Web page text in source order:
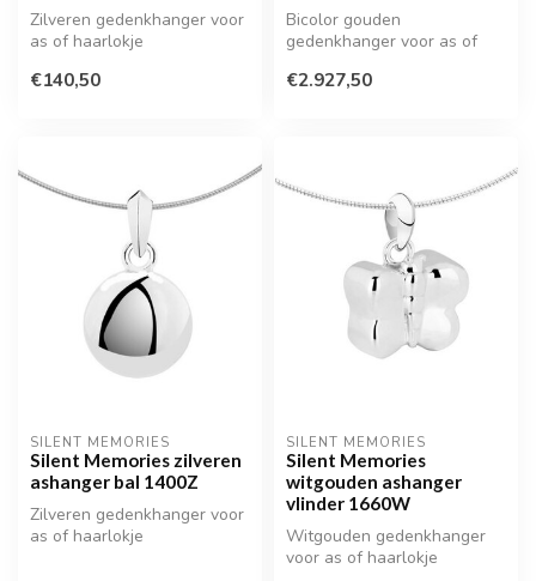
Zilveren gedenkhanger voor
as of haarlokje
€140,50
Bicolor gouden
gedenkhanger voor as of
€2.927,50
SILENT MEMORIES
Silent Memories zilveren
ashanger bal 1400Z
Zilveren gedenkhanger voor
as of haarlokje
SILENT MEMORIES
Silent Memories
witgouden ashanger
vlinder 1660W
Witgouden gedenkhanger
voor as of haarlokje